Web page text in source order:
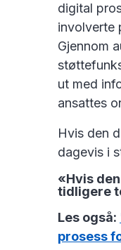
digital
involverte
Gjennom
ut med
ansattes
Hvis den
dagevis i
«Hvis
tidligere
Les også:
prosess